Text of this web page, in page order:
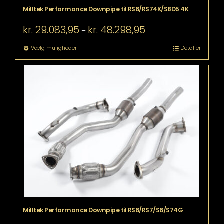
Milltek Performance Downpipe til RS6/RS74K/S8D5 4K
kr. 29.083,95 – kr. 48.298,95
Vælg mulighederDette
vare
har
Mulighederne
kan
vælges
på
varesiden
Detaljer
Milltek Performance Downpipe til RS6/RS7/S6/S74G